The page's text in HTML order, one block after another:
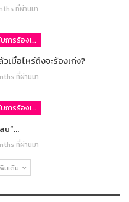
ที่ผ่านมา
บทความเกี่ยวกับการร้องเพลง
มื่อไหร่ถึงจะร้องเก่ง?
ที่ผ่านมา
บทความเกี่ยวกับการร้องเพลง
ที่ผ่านมา
มเติม